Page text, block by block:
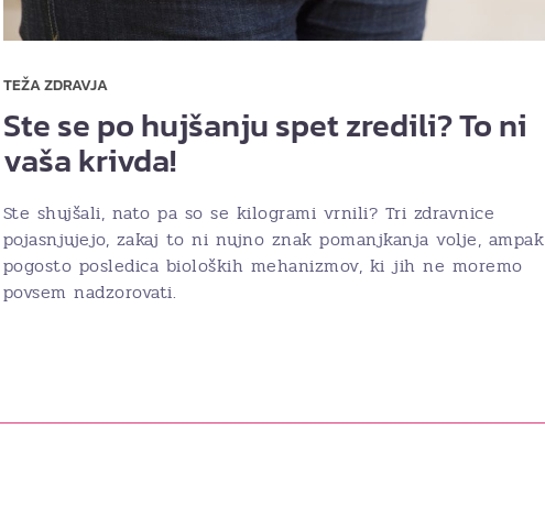
TEŽA ZDRAVJA
Ste se po hujšanju spet zredili? To ni
vaša krivda!
Ste shujšali, nato pa so se kilogrami vrnili? Tri zdravnice
pojasnjujejo, zakaj to ni nujno znak pomanjkanja volje, ampak
pogosto posledica bioloških mehanizmov, ki jih ne moremo
povsem nadzorovati.